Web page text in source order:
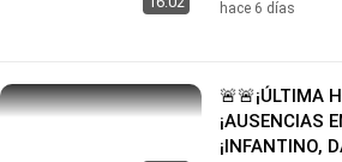
hace 6 días
🚨🚨¡ÚLTIMA
¡AUSENCIAS
¡INFANTINO,